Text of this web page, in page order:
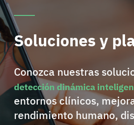
Soluciones y
Conozca nuestras
detección dinámica
entornos clínicos,
rendimiento humano,